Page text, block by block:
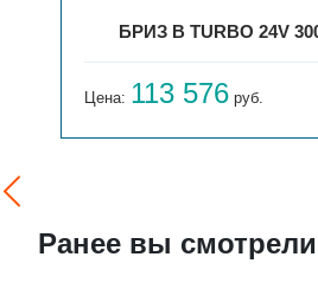
БРИЗ В TURBO 24V
Цена: 113 576 руб.
Ранее вы смотрели